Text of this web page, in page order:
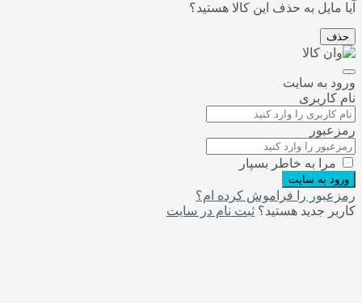
آیا مایل به حذف این کالا هستید؟
حذف
ورود به سایت
نام کاربری
رمزعبور
مرا به خاطر بسپار
ورود به سایت
رمزعبور را فراموش کرده ام؟
کاربر جدید هستید؟ ثبت نام در سایت